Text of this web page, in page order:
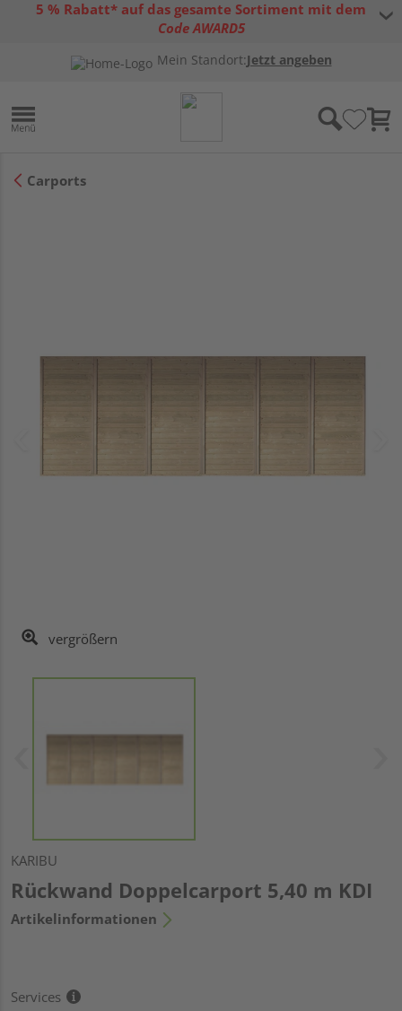
5 % Rabatt* auf das gesamte Sortiment mit dem
Code AWARD5
Gutscheinbedingungen
Mein Standort:Jetzt angeben
Carports
vergrößern
KARIBU
Rückwand Doppelcarport 5,40 m KDI
Artikelinformationen
Services